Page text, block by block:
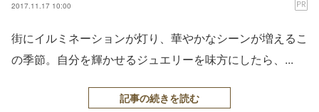
2017.11.17 10:00
街にイルミネーションが灯り、華やかなシーンが増えるこ
の季節。自分を輝かせるジュエリーを味方にしたら、...
記事の続きを読む